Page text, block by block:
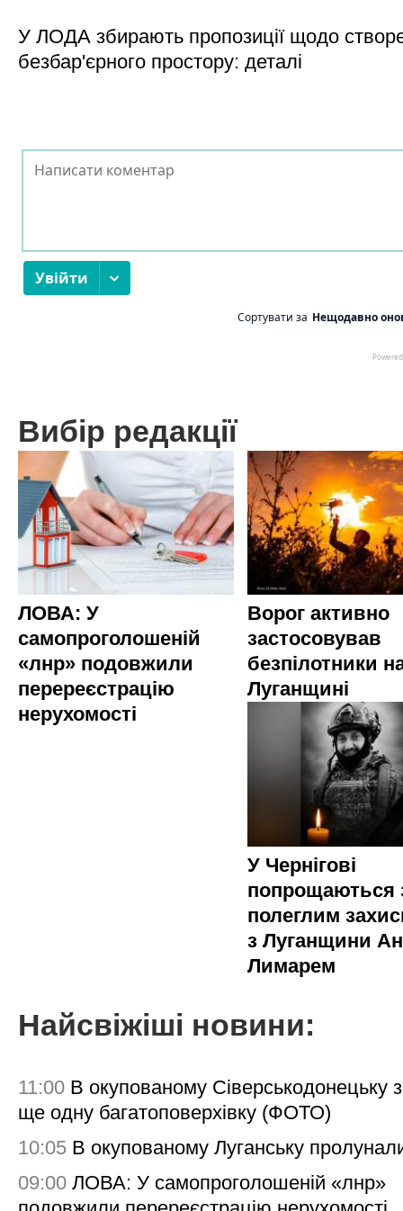
У ЛОДА збирають пропозиції щодо
безбар'єрного простору: деталі
Вибір редакції
ЛОВА: У
самопроголошеній
«лнр» подовжили
перереєстрацію
нерухомості
Ворог активно
застосовував
безпілотники
Луганщині
У Чернігові
попрощаються
полеглим
з Луганщини
Лимарем
Найсвіжіші новини:
11:00 В окупованому Сіверськодонецьку
ще одну багатоповерхівку (ФОТО)
10:05 В окупованому Луганську
09:00 ЛОВА: У самопроголошеній «лнр»